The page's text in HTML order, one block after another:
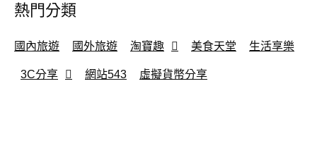
熱門分類
國內旅遊 國外旅遊 淘寶趣 美食天堂 生活享樂
3C分享 網站543 虛擬貨幣分享